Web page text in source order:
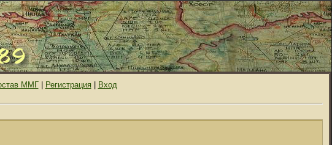
ММГ| Регистрация|
Вход